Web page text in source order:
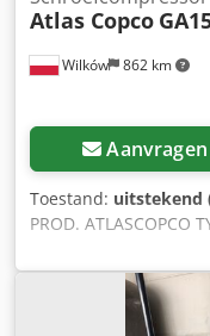
Wilków 862 km
Atlas Copco
Aanvragen
Toestand: uitstekend
PROD. ATLASCOPCO
JAAR 2015
DRUK (bar) 12,75
Dedpfxoyli Nqs Ailswa